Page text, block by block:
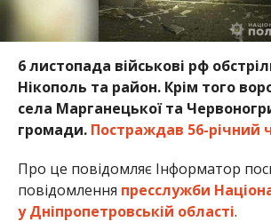
6 листопада військові рф
Нікополь та район. Крім того
села Марганецької та
громади. Постраждав 56-річний
Про це повідомляє Інформатор
повідомлення пресслужби
у Дніпропетровській області.